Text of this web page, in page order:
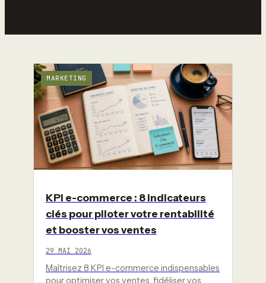
MARKETING
KPI e-commerce : 8 indicateurs
clés pour piloter votre rentabilité
et booster vos ventes
29 MAI 2026
Maîtrisez 8 KPI e-commerce indispensables
pour optimiser vos ventes, fidéliser vos